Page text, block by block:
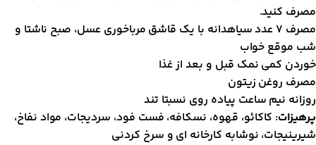
کنید.
مصرف ۷ عدد سیاهدانه با یک قاشق مرباخوری عسل، صبح ناشتا و
موقع خواب
کمی نمک قبل و بعد از غذا
روغن زیتون
نیم ساعت پیاده روی نسبتا تند
: کاکائو، قهوه، نسکافه، فست فود، سردیجات، مواد نفاخ،
نوشابه کارخانه ای و سرخ کردنی